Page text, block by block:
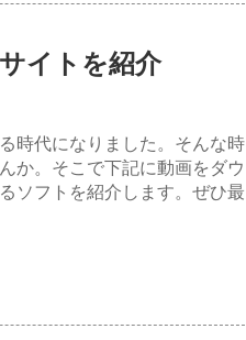
イトを紹介
時代になりました。そんな時
か。そこで下記に動画をダウ
ソフトを紹介します。ぜひ最